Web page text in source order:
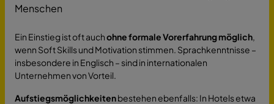
Menschen
Ein Einstieg ist oft auchohne formale Vorerfahrung möglich,
wenn Soft Skills und Motivation stimmen. Sprachkenntnisse –
insbesondere in Englisch – sind in internationalen
Unternehmen von Vorteil.
Aufstiegsmöglichkeitenbestehen ebenfalls: In Hotels etwa